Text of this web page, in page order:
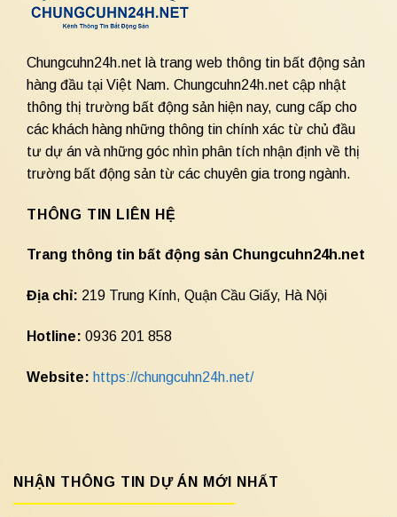
Chungcuhn24h.net là trang web thông tin bất động sản
hàng đầu tại Việt Nam. Chungcuhn24h.net cập nhật
thông thị trường bất động sản hiện nay, cung cấp cho
các khách hàng những thông tin chính xác từ chủ đầu
tư dự án và những góc nhìn phân tích nhận định về thị
trường bất động sản từ các chuyên gia trong ngành.
THÔNG TIN LIÊN HỆ
Trang thông tin bất động sản Chungcuhn24h.net
Địa chỉ: 219 Trung Kính, Quận Cầu Giấy, Hà Nội
Hotline: 0936 201 858
Website: https://chungcuhn24h.net/
NHẬN THÔNG TIN DỰ ÁN MỚI NHẤT